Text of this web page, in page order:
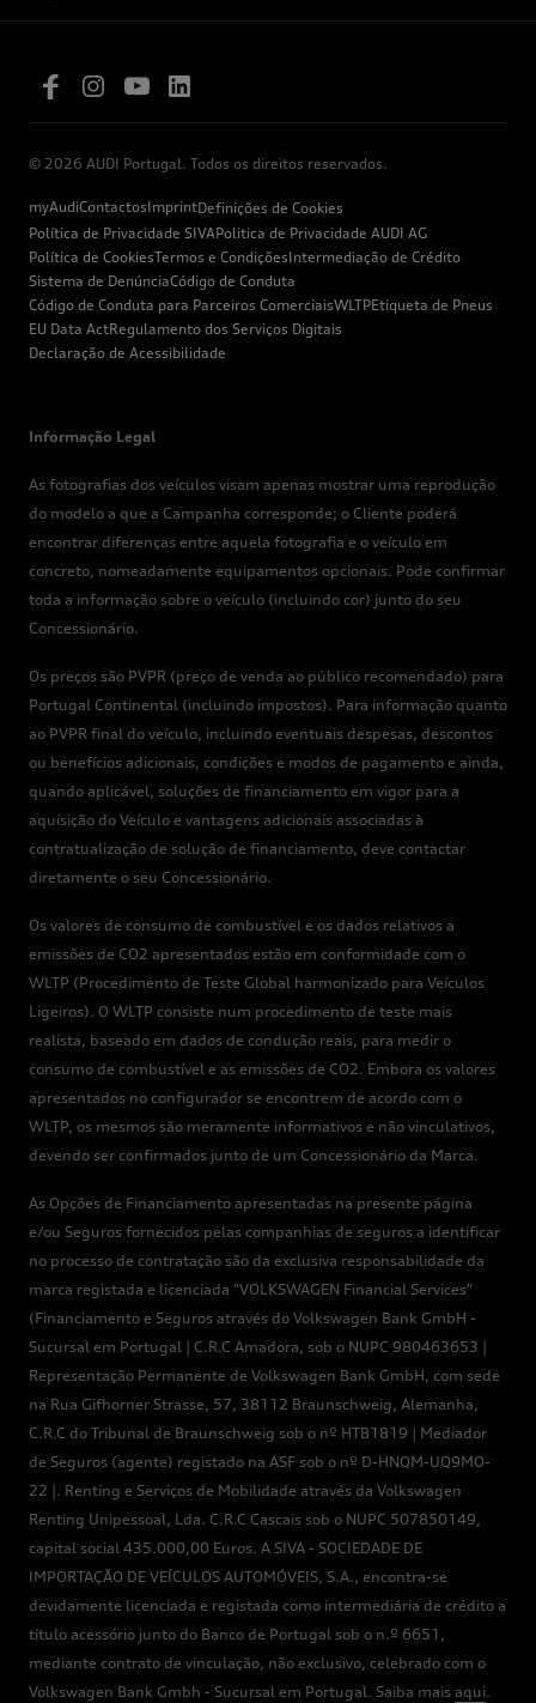
© 2026 AUDI Portugal. Todos os direitos reservados.
myAudiContactosImprintDefinições de Cookies
Política de Privacidade SIVAPolitica de Privacidade AUDI AG
Política de CookiesTermos e CondiçõesIntermediação de Crédito
Sistema de DenúnciaCódigo de Conduta
Código de Conduta para Parceiros ComerciaisWLTPEtiqueta de Pneus
EU Data ActRegulamento dos Serviços Digitais
Declaração de Acessibilidade
Informação Legal
As fotografias dos veículos visam apenas mostrar uma reprodução
do modelo a que a Campanha corresponde; o Cliente poderá
encontrar diferenças entre aquela fotografia e o veículo em
concreto, nomeadamente equipamentos opcionais. Pode confirmar
toda a informação sobre o veículo (incluindo cor) junto do seu
Concessionário.
Os preços são PVPR (preço de venda ao público recomendado) para
Portugal Continental (incluindo impostos). Para informação quanto
ao PVPR final do veículo, incluindo eventuais despesas, descontos
ou benefícios adicionais, condições e modos de pagamento e ainda,
quando aplicável, soluções de financiamento em vigor para a
aquisição do Veículo e vantagens adicionais associadas à
contratualização de solução de financiamento, deve contactar
diretamente o seu Concessionário.
Os valores de consumo de combustível e os dados relativos a
emissões de CO2 apresentados estão em conformidade com o
WLTP (Procedimento de Teste Global harmonizado para Veículos
Ligeiros). O WLTP consiste num procedimento de teste mais
realista, baseado em dados de condução reais, para medir o
consumo de combustível e as emissões de CO2. Embora os valores
apresentados no configurador se encontrem de acordo com o
WLTP, os mesmos são meramente informativos e não vinculativos,
devendo ser confirmados junto de um Concessionário da Marca.
As Opções de Financiamento apresentadas na presente página
e/ou Seguros fornecidos pelas companhias de seguros a identificar
no processo de contratação são da exclusiva responsabilidade da
marca registada e licenciada "VOLKSWAGEN Financial Services"
(Financiamento e Seguros através do Volkswagen Bank GmbH -
Sucursal em Portugal | C.R.C Amadora, sob o NUPC 980463653 |
Representação Permanente de Volkswagen Bank GmbH, com sede
na Rua Gifhorner Strasse, 57, 38112 Braunschweig, Alemanha,
C.R.C do Tribunal de Braunschweig sob o nº HTB1819 | Mediador
de Seguros (agente) registado na ASF sob o nº D-HNQM-UQ9MO-
22 |. Renting e Serviços de Mobilidade através da Volkswagen
Renting Unipessoal, Lda. C.R.C Cascais sob o NUPC 507850149,
capital social 435.000,00 Euros. A SIVA - SOCIEDADE DE
IMPORTAÇÃO DE VEÍCULOS AUTOMÓVEIS, S.A., encontra-se
devidamente licenciada e registada como intermediária de crédito a
título acessório junto do Banco de Portugal sob o n.º 6651,
mediante contrato de vinculação, não exclusivo, celebrado com o
Volkswagen Bank Gmbh - Sucursal em Portugal. Saiba mais aqui.